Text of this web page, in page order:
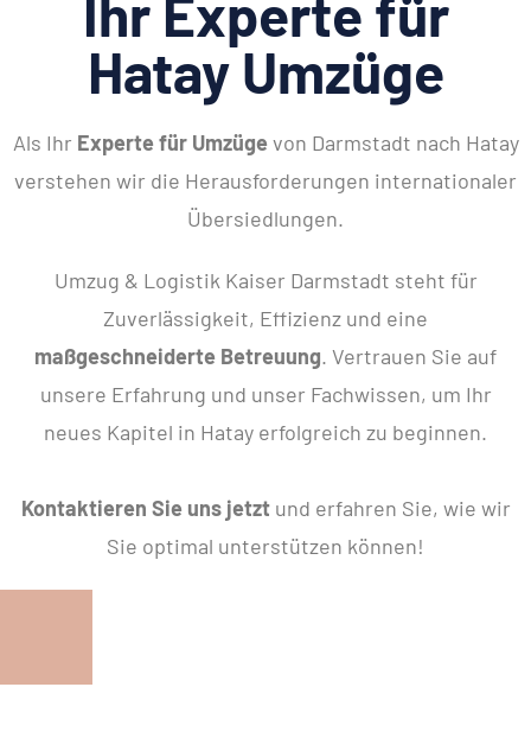
Ihr Experte für
Hatay Umzüge
Als Ihr Experte für Umzüge von Darmstadt nach Hatay
verstehen wir die Herausforderungen internationaler
Übersiedlungen.
Umzug & Logistik Kaiser Darmstadt steht für
Zuverlässigkeit, Effizienz und eine
maßgeschneiderte Betreuung. Vertrauen Sie auf
unsere Erfahrung und unser Fachwissen, um Ihr
neues Kapitel in Hatay erfolgreich zu beginnen.
Kontaktieren Sie uns jetztund erfahren Sie, wie wir
Sie optimal unterstützen können!